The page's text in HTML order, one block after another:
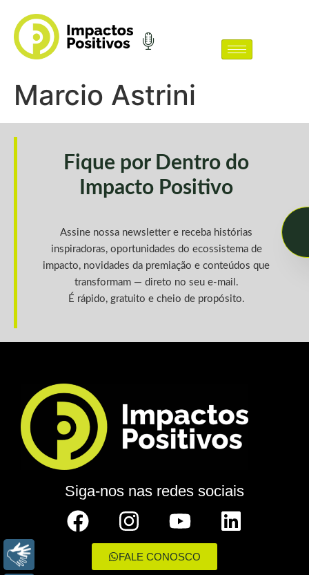
Marcio Astrini
Fique por Dentro do
Impacto Positivo
Assine nossa newsletter e receba histórias
inspiradoras, oportunidades do ecossistema de
impacto, novidades da premiação e conteúdos que
transformam — direto no seu e-mail.
É rápido, gratuito e cheio de propósito.
Siga-nos nas redes sociais
FALE CONOSCO